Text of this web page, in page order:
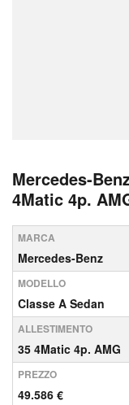
Mercedes-
4Matic 4p.
MARCA
Mercedes-Benz
MODELLO
Classe A Sedan
ALLESTIMENTO
35 4Matic 4p. AMG
PREZZO
49.586 €